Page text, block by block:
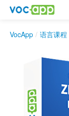
VocApp / 语言课程